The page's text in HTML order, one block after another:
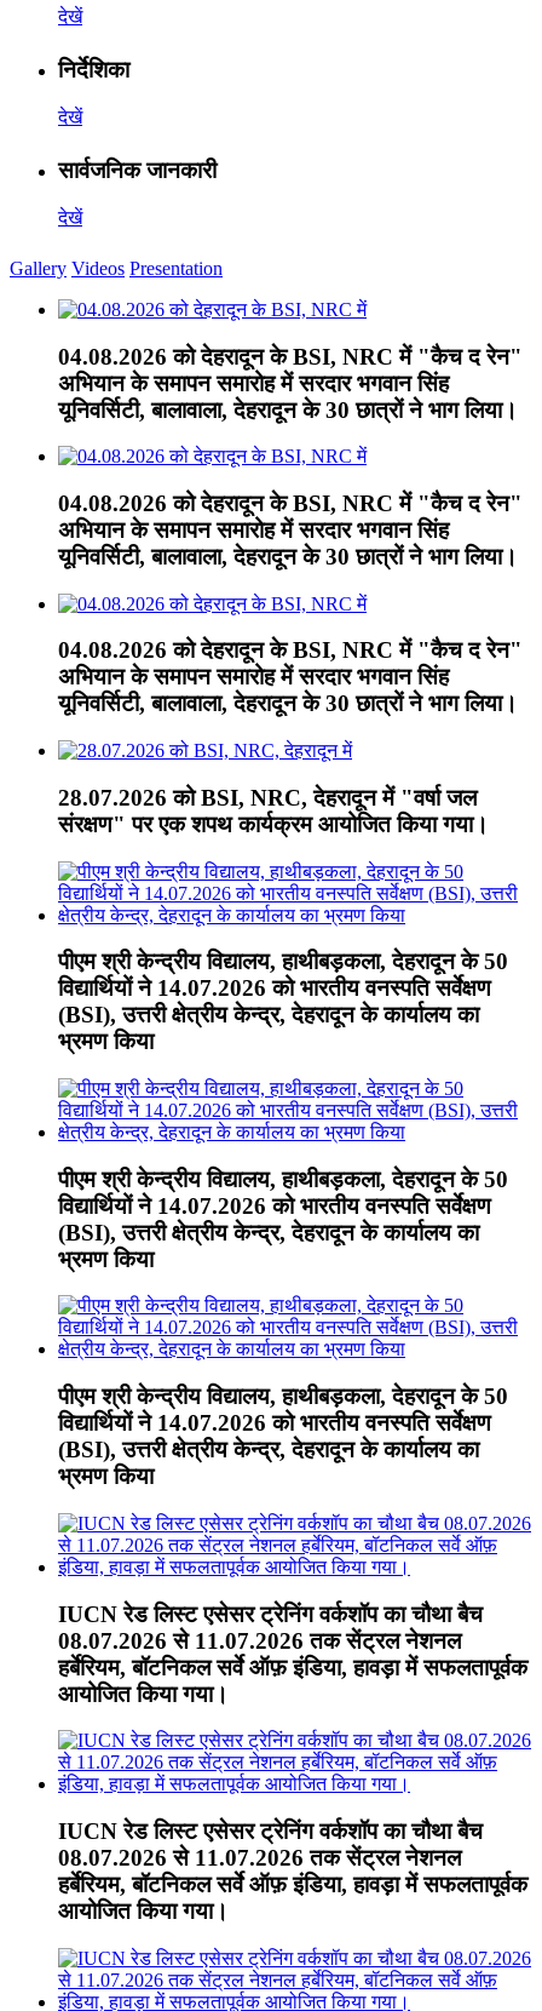
देखें
निर्देशिका
देखें
सार्वजनिक जानकारी
देखें
Gallery Videos Presentation
04.08.2026 को देहरादून के BSI, NRC में "कैच द रेन"
अभियान के समापन समारोह में सरदार भगवान सिंह
यूनिवर्सिटी, बालावाला, देहरादून के 30 छात्रों ने भाग लिया।
04.08.2026 को देहरादून के BSI, NRC में "कैच द रेन"
अभियान के समापन समारोह में सरदार भगवान सिंह
यूनिवर्सिटी, बालावाला, देहरादून के 30 छात्रों ने भाग लिया।
04.08.2026 को देहरादून के BSI, NRC में "कैच द रेन"
अभियान के समापन समारोह में सरदार भगवान सिंह
यूनिवर्सिटी, बालावाला, देहरादून के 30 छात्रों ने भाग लिया।
28.07.2026 को BSI, NRC, देहरादून में "वर्षा जल
संरक्षण" पर एक शपथ कार्यक्रम आयोजित किया गया।
पीएम श्री केन्द्रीय विद्यालय, हाथीबड़कला, देहरादून के 50
विद्यार्थियों ने 14.07.2026 को भारतीय वनस्पति सर्वेक्षण
(BSI), उत्तरी क्षेत्रीय केन्द्र, देहरादून के कार्यालय का
भ्रमण किया
पीएम श्री केन्द्रीय विद्यालय, हाथीबड़कला, देहरादून के 50
विद्यार्थियों ने 14.07.2026 को भारतीय वनस्पति सर्वेक्षण
(BSI), उत्तरी क्षेत्रीय केन्द्र, देहरादून के कार्यालय का
भ्रमण किया
पीएम श्री केन्द्रीय विद्यालय, हाथीबड़कला, देहरादून के 50
विद्यार्थियों ने 14.07.2026 को भारतीय वनस्पति सर्वेक्षण
(BSI), उत्तरी क्षेत्रीय केन्द्र, देहरादून के कार्यालय का
भ्रमण किया
IUCN रेड लिस्ट एसेसर ट्रेनिंग वर्कशॉप का चौथा बैच
08.07.2026 से 11.07.2026 तक सेंट्रल नेशनल
हर्बेरियम, बॉटनिकल सर्वे ऑफ़ इंडिया, हावड़ा में सफलतापूर्वक
आयोजित किया गया।
IUCN रेड लिस्ट एसेसर ट्रेनिंग वर्कशॉप का चौथा बैच
08.07.2026 से 11.07.2026 तक सेंट्रल नेशनल
हर्बेरियम, बॉटनिकल सर्वे ऑफ़ इंडिया, हावड़ा में सफलतापूर्वक
आयोजित किया गया।